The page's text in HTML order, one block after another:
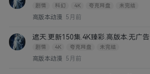
剧情
科幻 4K 夸克网盘 未完结
高版本动漫 5月前
遮天.更新150集.4K臻彩.高版本.无广告
剧情
4K 夸克网盘 未完结
高版本动漫 5月前